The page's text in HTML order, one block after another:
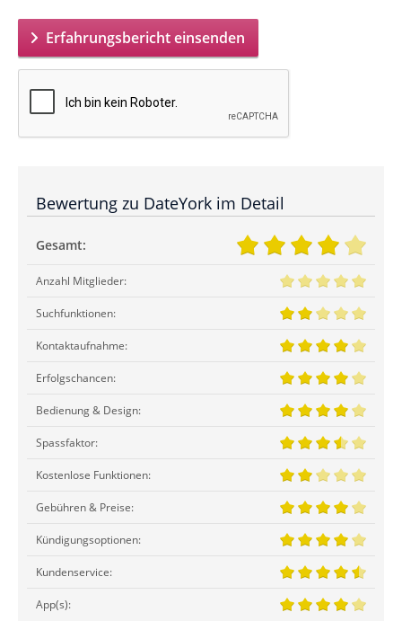
Erfahrungsbericht einsenden
Bewertung zu DateYork im Detail
Gesamt:
Anzahl Mitglieder:
Suchfunktionen:
Kontaktaufnahme:
Erfolgschancen:
Bedienung & Design:
Spassfaktor:
Kostenlose Funktionen:
Gebühren & Preise:
Kündigungsoptionen:
Kundenservice:
App(s):